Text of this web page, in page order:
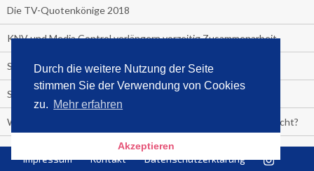
Durch die weitere Nutzung der Seite
stimmen Sie der Verwendung von Cookies
zu. Mehr erfahren
Akzeptieren
Die TV-Quotenkönige 2018
KNV und Media Control verlängern vorzeitig Zusammenarbeit
STRENG VERTRAULICH
Streaming verändert TV?
Welcher TV-Sender hat seine Marktanteile seit 2013 vervierfacht?
Michelle for President!
Impressum Kontakt Datenschutzerklärung